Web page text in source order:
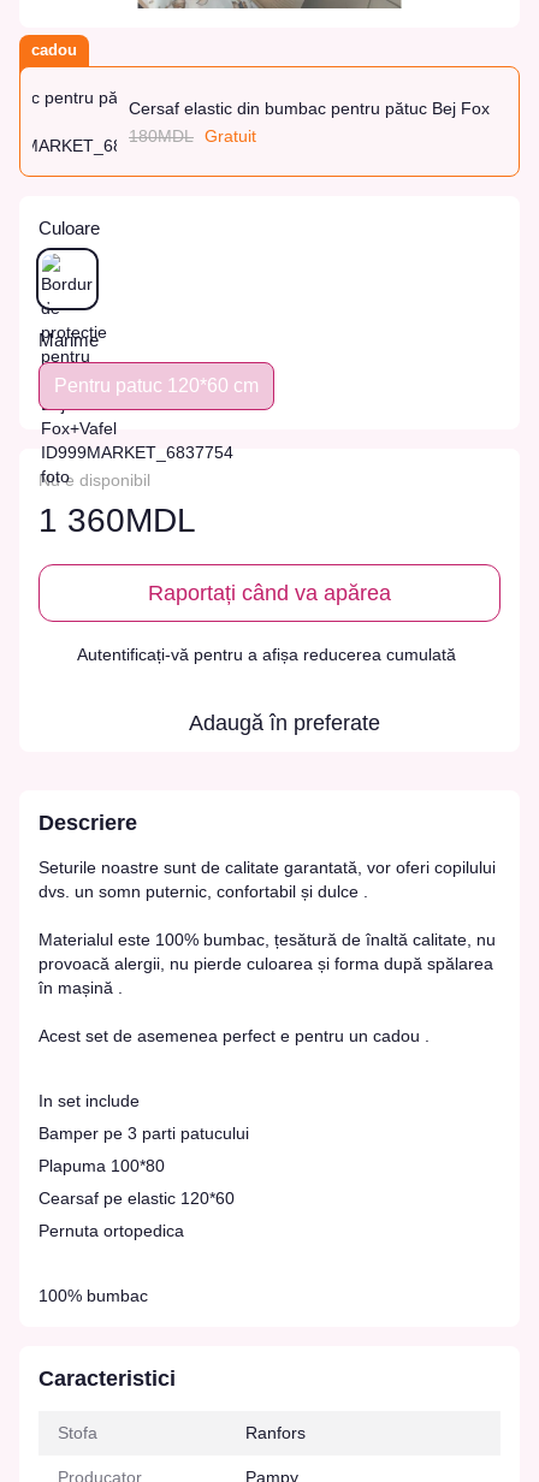
cadou
Cersaf elastic din bumbac pentru pătuc Bej Fox
180MDL Gratuit
Culoare
Marime
Pentru patuc 120*60 cm
Nu e disponibil
1 360MDL
Raportați când va apărea
Autentificați-vă pentru a afișa reducerea cumulată
Adaugă în preferate
Descriere
Seturile noastre sunt de calitate garantată, vor oferi copilului
dvs. un somn puternic, confortabil și dulce .
Materialul este 100% bumbac, țesătură de înaltă calitate, nu
provoacă alergii, nu pierde culoarea și forma după spălarea
în mașină .
Acest set de asemenea perfect e pentru un cadou .
In set include
Bamper pe 3 parti patucului
Plapuma 100*80
Cearsaf pe elastic 120*60
Pernuta ortopedica
100% bumbac
Caracteristici
Stofa Ranfors
Producator Pampy